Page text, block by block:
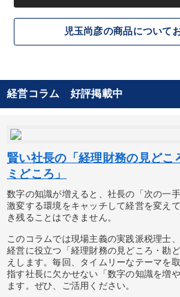
児玉尚彦の商品について
経営コラム 好評掲載中
賢い社長の「経理財務の見どこ
ミどころ」
数字の知識が増えると、社長の「次の一
激変する環境をキャッチして経営を変え
き残ることはできません。
このコラムでは現場主義の実践派税理士
経営に役立つ「経理財務の見どころ・勘
えします。毎回、タイムリーなテーマを
指す社長に欠かせない「数字の知識を増
ます。ぜひ、ご活用ください。